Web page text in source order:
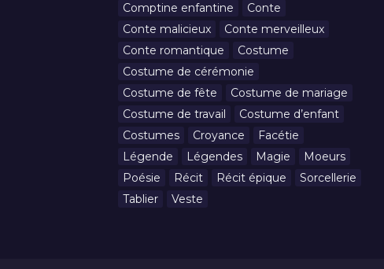
Comptine enfantine
Conte
Conte malicieux
Conte merveilleux
Conte romantique
Costume
Costume de cérémonie
Costume de fête
Costume de mariage
Costume de travail
Costume d’enfant
Costumes
Croyance
Facétie
Légende
Légendes Magie
Moeurs
Poésie
Récit Récit épique
Sorcellerie
Tablier
Veste